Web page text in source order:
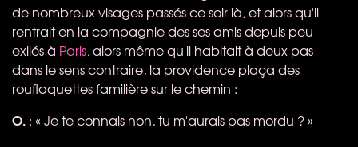
de nombreux visages passés ce soir là, et alors qu'il
rentrait en la compagnie des ses amis depuis peu
exilés à Paris, alors même qu'il habitait à deux pas
dans le sens contraire, la providence plaça des
rouflaquettes familière sur le chemin :
O. : « Je te connais non, tu m'aurais pas mordu ? »